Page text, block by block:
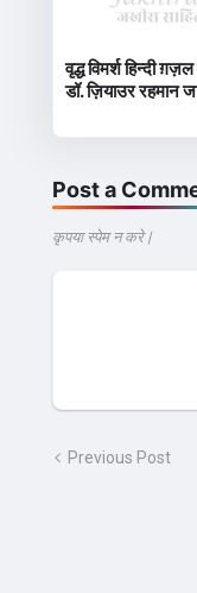
वृद्ध विमर्श हिन्दी
डॉ. ज़ियाउर रहमान
Post a
कृपया स्पेम न करे |
Previous Post